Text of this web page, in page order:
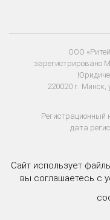
ООО
зарегистрировано
220020 г. Минск,
Регистрационный
дата
Сайт использует
вы соглашаетесь с